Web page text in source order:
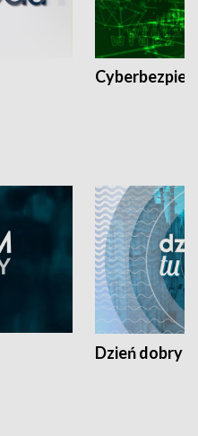
Dzień dobry